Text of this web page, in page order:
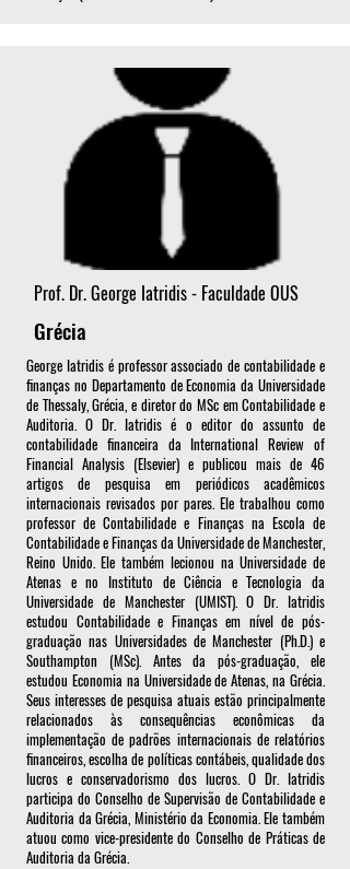
Prof. Dr. George Iatridis - Faculdade OUS
Grécia
George Iatridis é professor associado de contabilidade e
finanças no Departamento de Economia da Universidade
de Thessaly, Grécia, e diretor do MSc em Contabilidade e
Auditoria. O Dr. Iatridis é o editor do assunto de
contabilidade financeira da International Review of
Financial Analysis (Elsevier) e publicou mais de 46
artigos de pesquisa em periódicos acadêmicos
internacionais revisados por pares. Ele trabalhou como
professor de Contabilidade e Finanças na Escola de
Contabilidade e Finanças da Universidade de Manchester,
Reino Unido. Ele também lecionou na Universidade de
Atenas e no Instituto de Ciência e Tecnologia da
Universidade de Manchester (UMIST). O Dr. Iatridis
estudou Contabilidade e Finanças em nível de pós-
graduação nas Universidades de Manchester (Ph.D.) e
Southampton (MSc). Antes da pós-graduação, ele
estudou Economia na Universidade de Atenas, na Grécia.
Seus interesses de pesquisa atuais estão principalmente
relacionados às consequências econômicas da
implementação de padrões internacionais de relatórios
financeiros, escolha de políticas contábeis, qualidade dos
lucros e conservadorismo dos lucros. O Dr. Iatridis
participa do Conselho de Supervisão de Contabilidade e
Auditoria da Grécia, Ministério da Economia. Ele também
atuou como vice-presidente do Conselho de Práticas de
Auditoria da Grécia.